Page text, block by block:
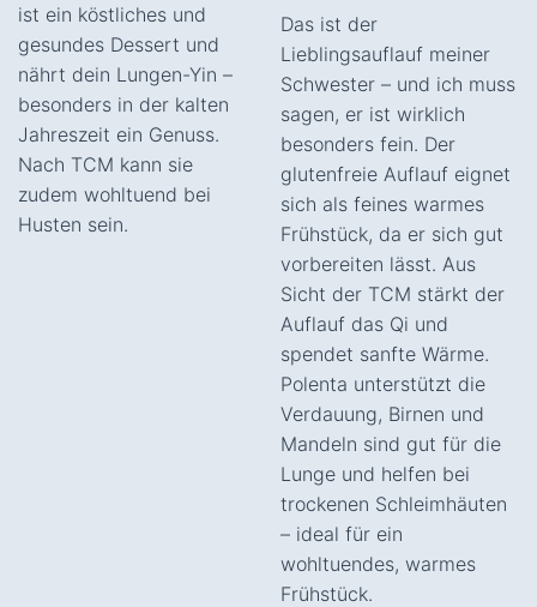
ist ein köstliches und
gesundes Dessert und
nährt dein Lungen-Yin –
besonders in der kalten
Jahreszeit ein Genuss.
Nach TCM kann sie
zudem wohltuend bei
Husten sein.
Das ist der
Lieblingsauflauf meiner
Schwester – und ich muss
sagen, er ist wirklich
besonders fein. Der
glutenfreie Auflauf eignet
sich als feines warmes
Frühstück, da er sich gut
vorbereiten lässt. Aus
Sicht der TCM stärkt der
Auflauf das Qi und
spendet sanfte Wärme.
Polenta unterstützt die
Verdauung, Birnen und
Mandeln sind gut für die
Lunge und helfen bei
trockenen Schleimhäuten
– ideal für ein
wohltuendes, warmes
Frühstück.